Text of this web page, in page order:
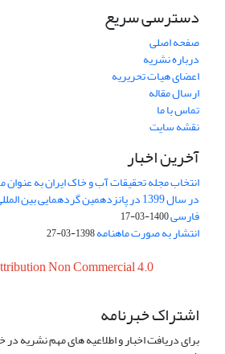
دسترسی سریع
صفحه اصلی
درباره نشریه
اعضای هیات تحریریه
ارسال مقاله
تماس با ما
نقشه سایت
آخرین اخبار
انتخاب مجله تحقیقات آب و خاک ایران به عنوان
در سال 1399 در پانزدهمین گردهمایی
فارسی1400-03-17
انتشار به صورت ماهنامه1398-03-27
Non Commercial 4.0
اشتراک خبرنامه
برای دریافت اخبار و اطلاعیه های مهم نشریه